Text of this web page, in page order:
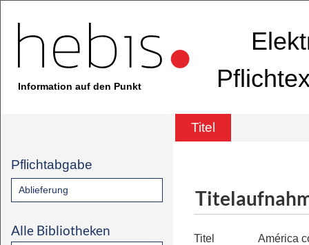
Information auf den Punkt
Titel
Pflichtabgabe
Ablieferung
Alle Bibliotheken
Titel
América